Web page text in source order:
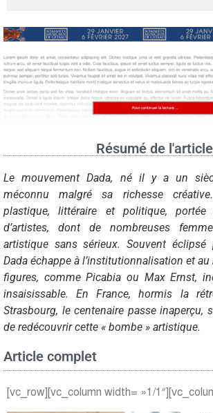
Résumé de l'article
Le mouvement Dada, né il y a un
méconnu malgré sa richesse
plastique, littéraire et politique,
d’artistes, dont de nombreuses
artistique sans sérieux. Souvent éclipsé
Dada échappe à l’institutionnalisation et au
figures, comme Picabia ou Max Ernst,
insaisissable. En France, hormis la
Strasbourg, le centenaire passe inaperçu,
de redécouvrir cette « bombe » artistique.
Article complet
[vc_row][vc_column width= »1/